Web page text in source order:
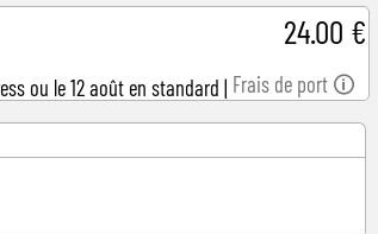
ou le 12 août en standard | Frais de port 🛈
24.00 €